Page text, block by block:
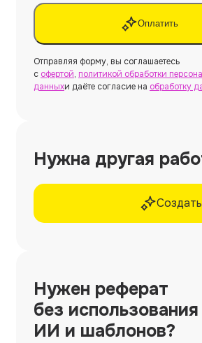
Оплатить
Отправляя форму, вы соглашаетесь
с офертой, политикой обработки
данныхи даёте согласие на обработку
Нужна другая
Создать
Нужен реферат
без использования
ИИ и шаблонов?